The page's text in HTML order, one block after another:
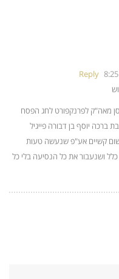
Reply
מאה"ק לפרנקפורט לחג הפסח
ברכה יוסף בן דבורה פייגיל
קשיים אע"פ שנעשה טעות
ושנעבור את כל הנסיעה בלי כל